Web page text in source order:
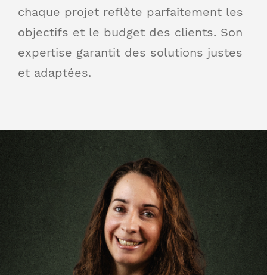
chaque projet reflète parfaitement les
objectifs et le budget des clients. Son
expertise garantit des solutions justes
et adaptées.